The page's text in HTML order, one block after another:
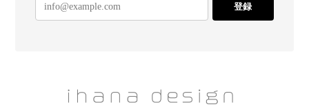
登録